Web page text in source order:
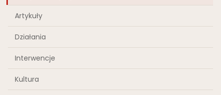
Artykuły
Działania
Interwencje
Kultura